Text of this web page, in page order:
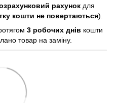
рахунок для
кошти не повертаються).
3 робочих днів кошти
товар на заміну.